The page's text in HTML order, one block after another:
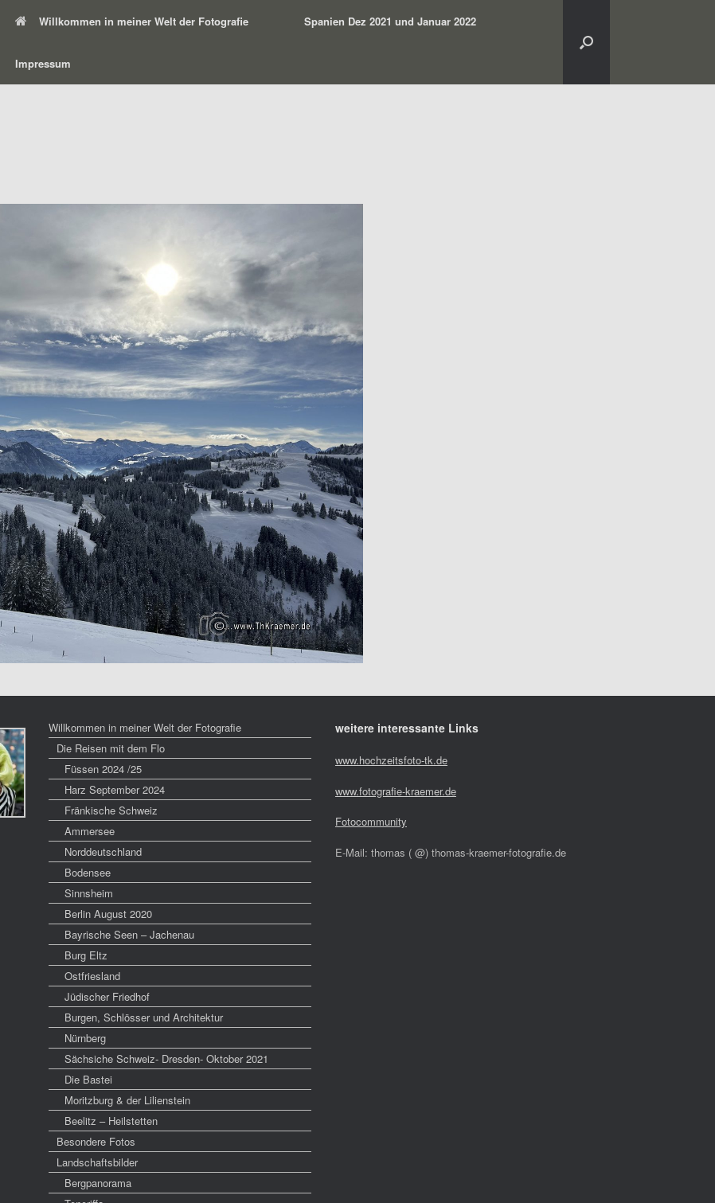
Willkommen in meiner Welt der Fotografie Spanien Dez 2021 und Januar 2022
Impressum
Willkommen in meiner Welt der Fotografie
Die Reisen mit dem Flo
Füssen 2024 /25
Harz September 2024
Fränkische Schweiz
Ammersee
Norddeutschland
Bodensee
Sinnsheim
Berlin August 2020
Bayrische Seen – Jachenau
Burg Eltz
Ostfriesland
Jüdischer Friedhof
Burgen, Schlösser und Architektur
Nürnberg
Sächsiche Schweiz- Dresden- Oktober 2021
Die Bastei
Moritzburg & der Lilienstein
Beelitz – Heilstetten
Besondere Fotos
Landschaftsbilder
Bergpanorama
weitere interessante Links
www.hochzeitsfoto-tk.de
www.fotografie-kraemer.de
Fotocommunity
E-Mail: thomas ( @) thomas-kraemer-fotografie.de